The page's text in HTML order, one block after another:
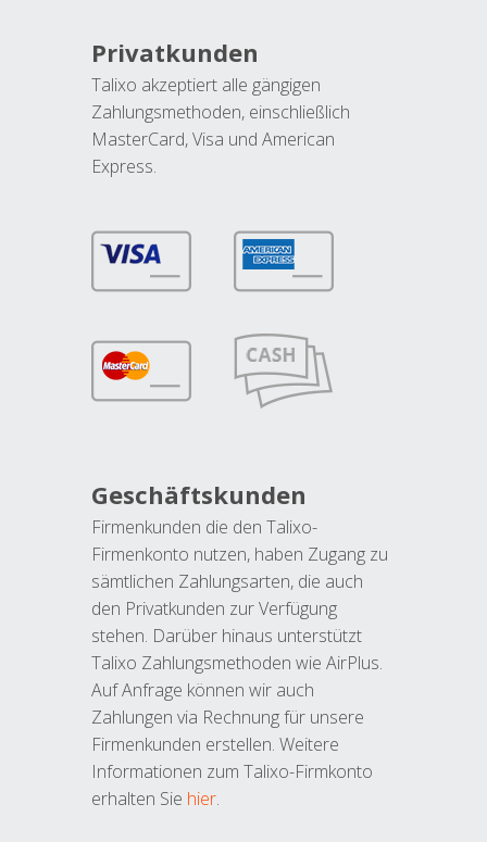
Privatkunden
Talixo akzeptiert alle gängigen
Zahlungsmethoden, einschließlich
MasterCard, Visa und American
Express.
Geschäftskunden
Firmenkunden die den Talixo-
Firmenkonto nutzen, haben Zugang zu
sämtlichen Zahlungsarten, die auch
den Privatkunden zur Verfügung
stehen. Darüber hinaus unterstützt
Talixo Zahlungsmethoden wie AirPlus.
Auf Anfrage können wir auch
Zahlungen via Rechnung für unsere
Firmenkunden erstellen. Weitere
Informationen zum Talixo-Firmkonto
erhalten Sie hier.